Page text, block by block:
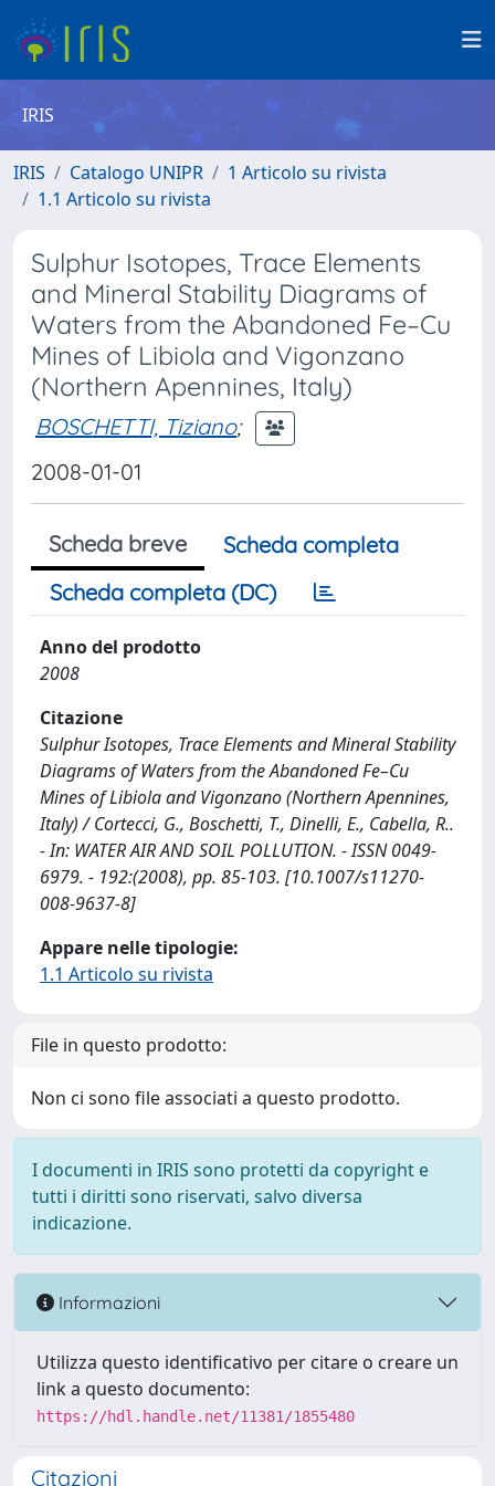
IRIS
IRIS Catalogo UNIPR
1 Articolo su rivista
1.1 Articolo su rivista
Sulphur Isotopes, Trace Elements
and Mineral Stability Diagrams of
Waters from the Abandoned Fe–Cu
Mines of Libiola and Vigonzano
(Northern Apennines, Italy)
BOSCHETTI, Tiziano;
2008-01-01
Scheda breve
Scheda completa
Scheda completa (DC)
Anno del prodotto
2008
Citazione
Sulphur Isotopes, Trace Elements and Mineral Stability
Diagrams of Waters from the Abandoned Fe–Cu
Mines of Libiola and Vigonzano (Northern Apennines,
Italy) / Cortecci, G., Boschetti, T., Dinelli, E., Cabella, R..
- In: WATER AIR AND SOIL POLLUTION. - ISSN 0049-
6979. - 192:(2008), pp. 85-103. [10.1007/s11270-
008-9637-8]
Appare nelle tipologie:
1.1 Articolo su rivista
File in questo prodotto:
Non ci sono file associati a questo prodotto.
I documenti in IRIS sono protetti da copyright e
tutti i diritti sono riservati, salvo diversa
indicazione.
Informazioni
Utilizza questo identificativo per citare o creare un
link a questo documento:
https://hdl.handle.net/11381/1855480
Citazioni